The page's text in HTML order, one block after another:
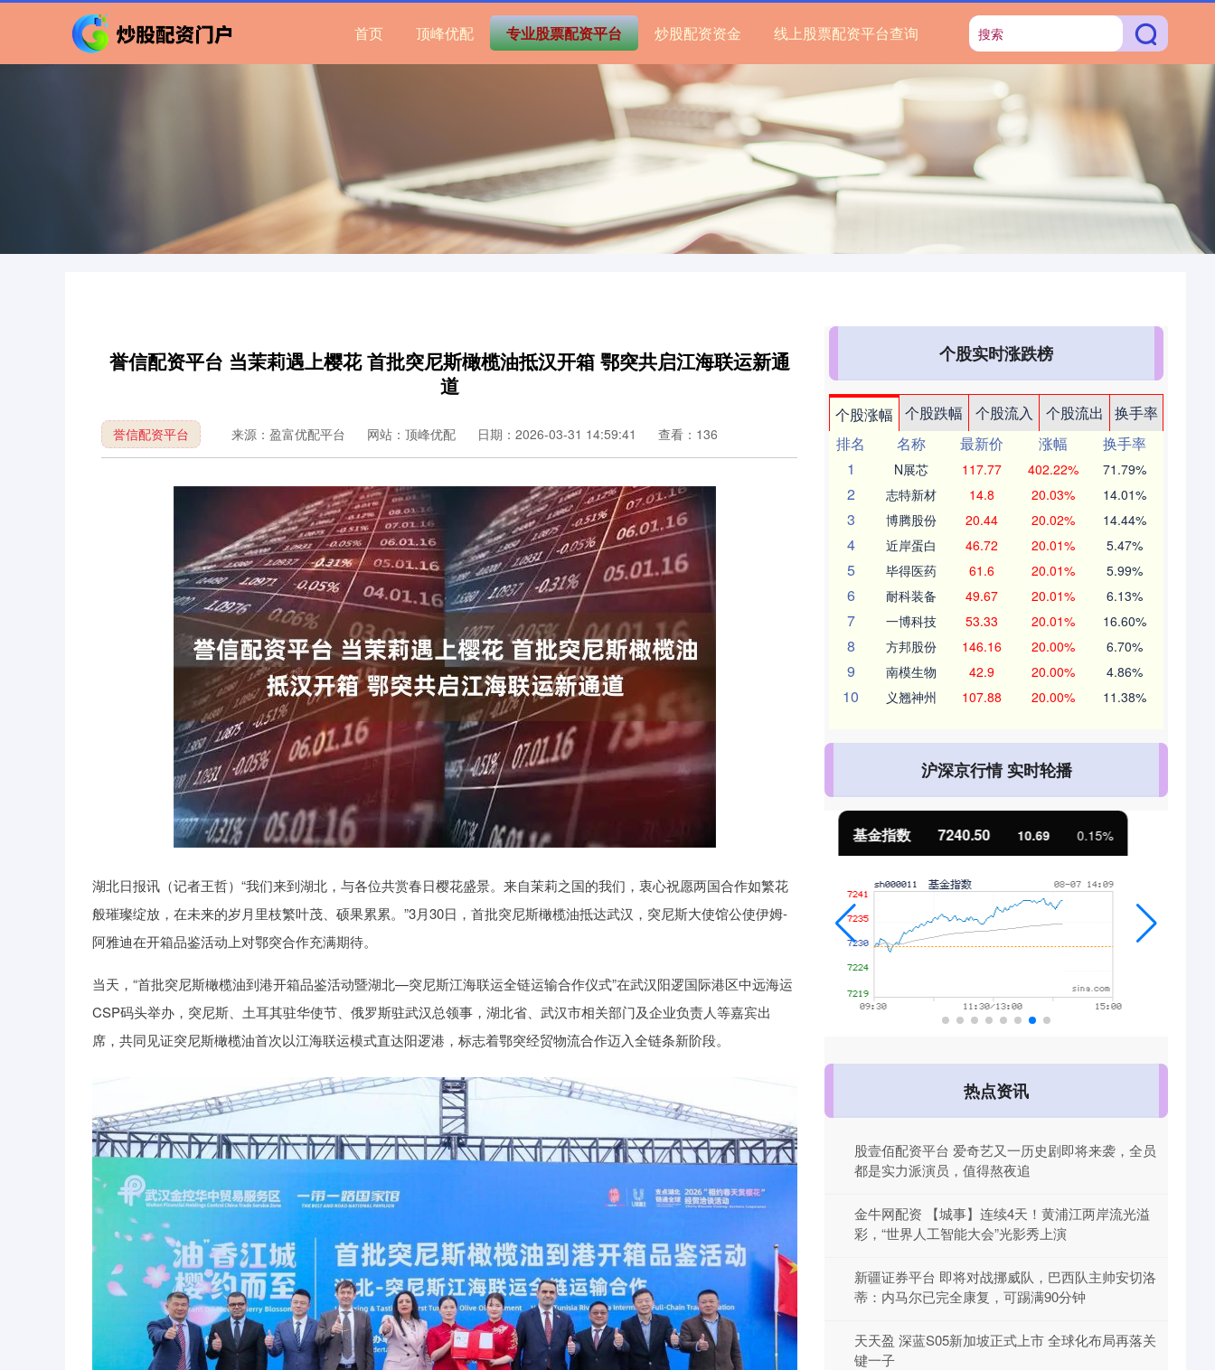
首页 顶峰优配 专业股票配资平台 炒股配资资金 线上股票配资平台查询
誉信配资平台 当茉莉遇上樱花 首批突尼斯橄榄油抵汉开箱 鄂突共启江海联运新通
道
誉信配资平台 来源：盈富优配平台 网站：顶峰优配 日期：2026-03-31 14:59:41 查看：136
湖北日报讯（记者王哲）“我们来到湖北，与各位共赏春日樱花盛景。来自茉莉之国的我们，衷心祝愿两国合作如繁花
般璀璨绽放，在未来的岁月里枝繁叶茂、硕果累累。”3月30日，首批突尼斯橄榄油抵达武汉，突尼斯大使馆公使伊姆-
阿雅迪在开箱品鉴活动上对鄂突合作充满期待。
当天，“首批突尼斯橄榄油到港开箱品鉴活动暨湖北—突尼斯江海联运全链运输合作仪式”在武汉阳逻国际港区中远海运
CSP码头举办，突尼斯、土耳其驻华使节、俄罗斯驻武汉总领事，湖北省、武汉市相关部门及企业负责人等嘉宾出
席，共同见证突尼斯橄榄油首次以江海联运模式直达阳逻港，标志着鄂突经贸物流合作迈入全链条新阶段。
个股实时涨跌榜
个股涨幅 个股跌幅 个股流入 个股流出
换手率
排名
名称 最新价 涨幅
换手率
1
N展芯 117.77 402.22% 71.79%
2 志特新材 14.8 20.03% 14.01%
3 博腾股份 20.44 20.02% 14.44%
4 近岸蛋白 46.72 20.01% 5.47%
5 毕得医药 61.6 20.01% 5.99%
6 耐科装备 49.67 20.01% 6.13%
7 一博科技 53.33 20.01% 16.60%
8 方邦股份 146.16 20.00% 6.70%
9 南模生物 42.9 20.00% 4.86%
10 义翘神州 107.88 20.00% 11.38%
沪深京行情 实时轮播
创业板指 3575.28 59.72 1.70% 基金指数 国债指数 229.69 0.10 0.04%
热点资讯
股壹佰配资平台 爱奇艺又一历史剧即将来袭，全员
都是实力派演员，值得熬夜追
金牛网配资 【城事】连续4天！黄浦江两岸流光溢
彩，“世界人工智能大会”光影秀上演
新疆证券平台 即将对战挪威队，巴西队主帅安切洛
蒂：内马尔已完全康复，可踢满90分钟
天天盈 深蓝S05新加坡正式上市 全球化布局再落关
键一子